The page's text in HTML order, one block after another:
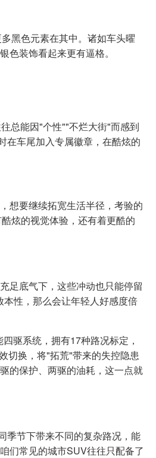
黑色元素在其中。诸如车头曜
色装饰看起来更有逼格。
总能因"个性""不烂大街"而感到
在车尾加入专属徽章，在酷炫的
想要继续拓宽生活半径，考验的
炫的视觉体验，还有着更酷的
足底气下，这些冲动也只能停留
性，那么会让年轻人好感度倍
驱系统，拥有17种路况标定，
切换，将"拓荒"带来的失控隐患
的保护、两驱的油耗，这一点就
季节下带来不同的复杂路况，能
们常见的城市SUV往往只配备了